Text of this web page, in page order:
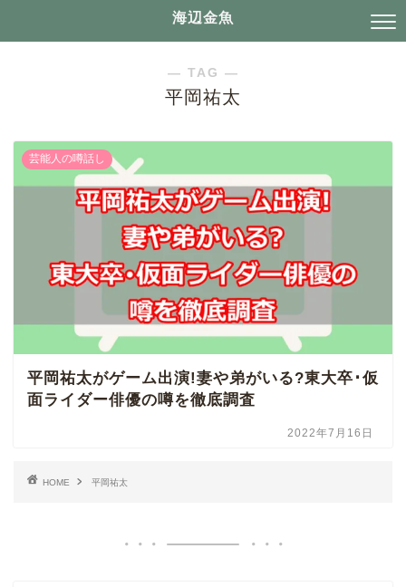
海辺金魚
― TAG ―
平岡祐太
芸能人の噂話し
平岡祐太がゲーム出演!妻や弟がいる?東大卒･仮
面ライダー俳優の噂を徹底調査
2022年7月16日
HOME 平岡祐太